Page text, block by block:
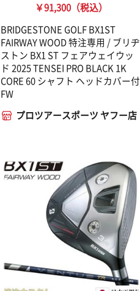
￥91,300（税込）
BRIDGESTONE GOLF BX1ST
FAIRWAY WOOD 特注専用 / ブリヂ
ストン BX1 ST フェアウェイウッ
ド 2025 TENSEI PRO BLACK 1K
CORE 60 シャフト ヘッドカバー付
FW
プロツアースポーツ ヤフー店